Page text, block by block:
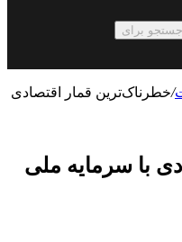
جستجو برای
/خطرناک‌ترین قمار اقتصادی
با سرمایه ملی